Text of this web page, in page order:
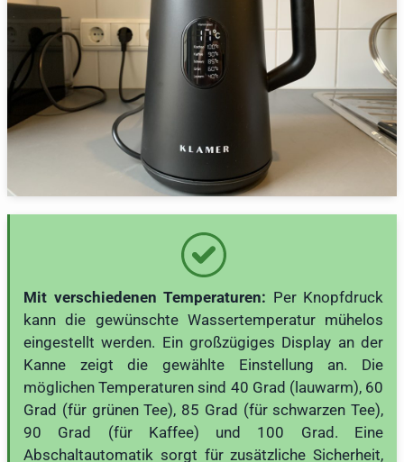
Mit verschiedenen Temperaturen: Per Knopfdruck
kann die gewünschte Wassertemperatur mühelos
eingestellt werden. Ein großzügiges Display an der
Kanne zeigt die gewählte Einstellung an. Die
möglichen Temperaturen sind 40 Grad (lauwarm), 60
Grad (für grünen Tee), 85 Grad (für schwarzen Tee),
90 Grad (für Kaffee) und 100 Grad. Eine
Abschaltautomatik sorgt für zusätzliche Sicherheit,